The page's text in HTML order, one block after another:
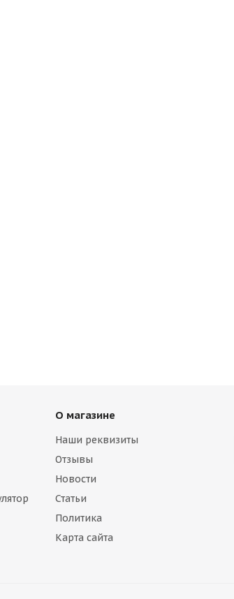
О магазине
Наши реквизиты
Отзывы
Новости
Статьи
Политика
Карта сайта